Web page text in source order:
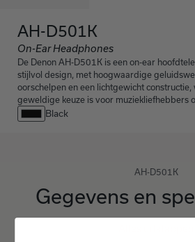
AH-D501K
On-Ear Headphones
De Denon AH-D501K is een on-ear
stijlvol design, met hoogwaardige
oorschelpen en een lichtgewicht
geweldige keuze is voor muziekliefhebbers
Black
AH-D501K
Gegevens en